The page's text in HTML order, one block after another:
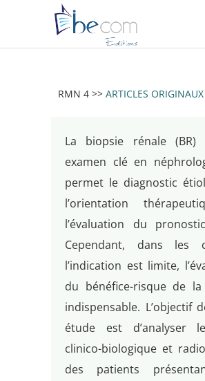
RMN 4 >> ARTICLES ORIGINAUX
La biopsie rénale
examen clé en
permet le diagnostic
l’orientation
l’évaluation du
Cependant, dans les
l’indication est limite,
du bénéfice-risque de
indispensable. L’objectif
étude est d’analyser
clinico-biologique et
des patients